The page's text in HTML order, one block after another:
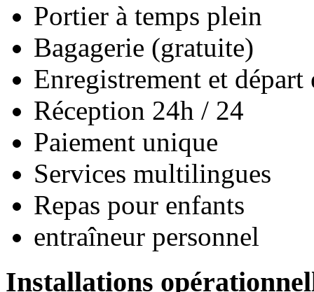
Portier à temps plein
Bagagerie (gratuite)
Enregistrement et départ
Réception 24h / 24
Paiement unique
Services multilingues
Repas pour enfants
entraîneur personnel
Installations